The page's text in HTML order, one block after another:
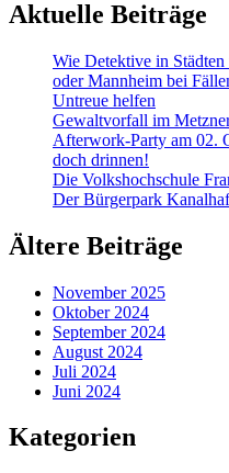
Aktuelle Beiträge
Wie Detektive in
oder Mannheim bei
Untreue helfen
Gewaltvorfall im
Afterwork-Party am 02.
doch drinnen!
Die Volkshochschule
Der Bürgerpark
Ältere Beiträge
November 2025
Oktober 2024
September 2024
August 2024
Juli 2024
Juni 2024
Kategorien